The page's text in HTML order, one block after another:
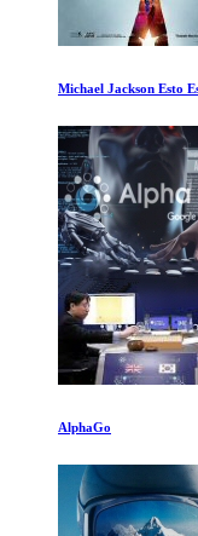
Michael Jackson Esto
AlphaGo